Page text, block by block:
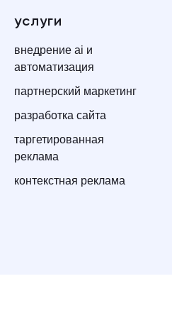
услуги
внедрение ai и
автоматизация
партнерский маркетинг
разработка сайта
таргетированная
реклама
контекстная реклама